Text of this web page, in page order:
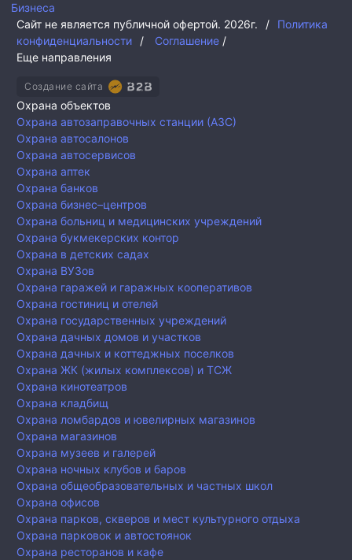
Бизнеса
Сайт не является публичной офертой. 2026г. /
Политика
конфиденциальности
/ Соглашение /
Еще направления
Создание сайта
Охрана объектов
Охрана автозаправочных станции (АЗС)
Охрана автосалонов
Охрана автосервисов
Охрана аптек
Охрана банков
Охрана бизнес–центров
Охрана больниц и медицинских учреждений
Охрана букмекерских контор
Охрана в детских садах
Охрана ВУЗов
Охрана гаражей и гаражных кооперативов
Охрана гостиниц и отелей
Охрана государственных учреждений
Охрана дачных домов и участков
Охрана дачных и коттеджных поселков
Охрана ЖК (жилых комплексов) и ТСЖ
Охрана кинотеатров
Охрана кладбищ
Охрана ломбардов и ювелирных магазинов
Охрана магазинов
Охрана музеев и галерей
Охрана ночных клубов и баров
Охрана общеобразовательных и частных школ
Охрана офисов
Охрана парков, скверов и мест культурного отдыха
Охрана парковок и автостоянок
Охрана ресторанов и кафе